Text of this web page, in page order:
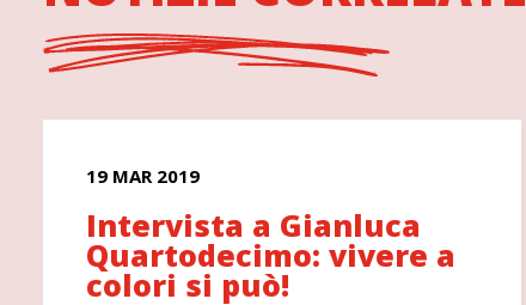
19 MAR 2019
Intervista a Gianluca
Quartodecimo: vivere a
colori si può!